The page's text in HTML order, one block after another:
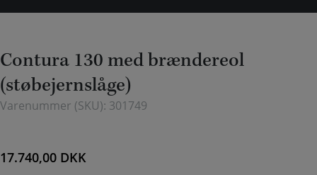
Contura 130 med brændereol
(støbejernslåge)
Varenummer (SKU): 301749
17.740,00 DKK